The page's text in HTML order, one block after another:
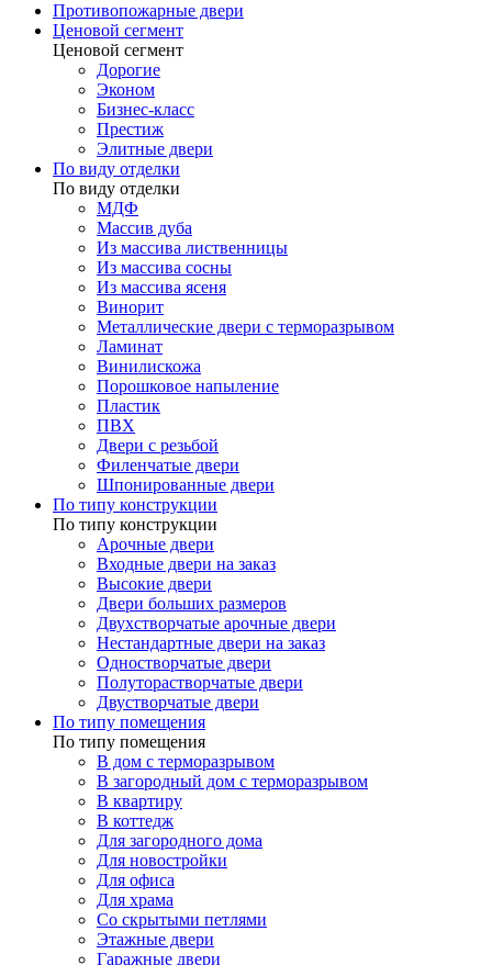
Противопожарные двери
Ценовой сегмент
Ценовой сегмент
Дорогие
Эконом
Бизнес-класс
Престиж
Элитные двери
По виду отделки
По виду отделки
МДФ
Массив дуба
Из массива лиственницы
Из массива сосны
Из массива ясеня
Винорит
Металлические двери с терморазрывом
Ламинат
Винилискожа
Порошковое напыление
Пластик
ПВХ
Двери с резьбой
Филенчатые двери
Шпонированные двери
По типу конструкции
По типу конструкции
Арочные двери
Входные двери на заказ
Высокие двери
Двери больших размеров
Двухстворчатые арочные двери
Нестандартные двери на заказ
Одностворчатые двери
Полуторастворчатые двери
Двустворчатые двери
По типу помещения
По типу помещения
В дом с терморазрывом
В загородный дом с терморазрывом
В квартиру
В коттедж
Для загородного дома
Для новостройки
Для офиса
Для храма
Со скрытыми петлями
Этажные двери
Гаражные двери